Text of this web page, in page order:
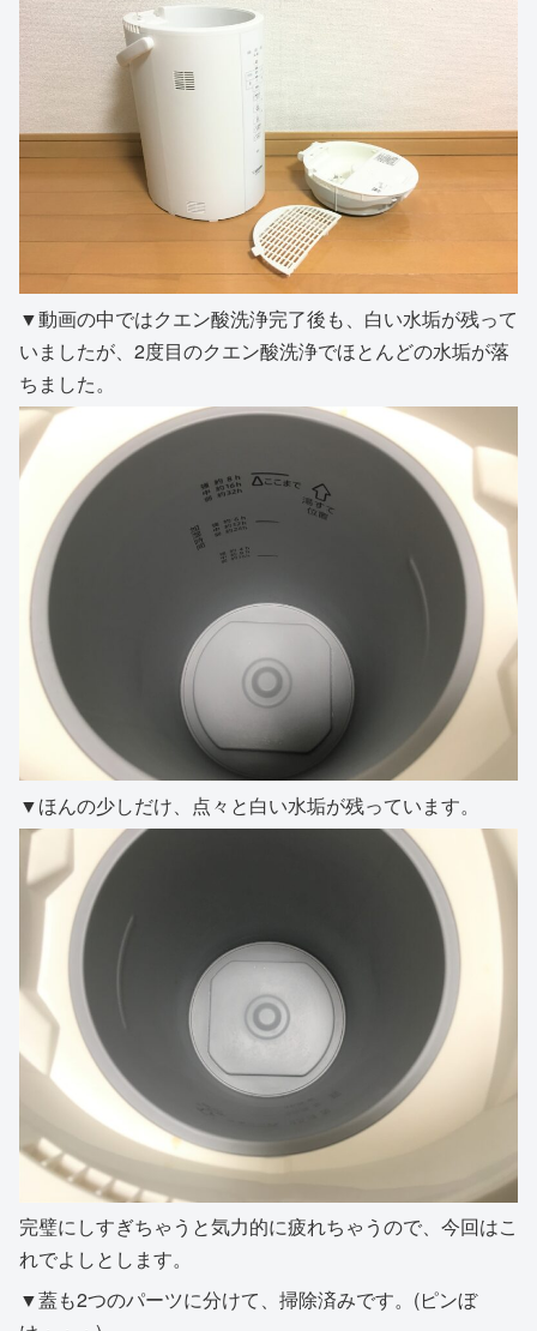
▼動画の中ではクエン酸洗浄完了後も、白い水垢が残って
いましたが、2度目のクエン酸洗浄でほとんどの水垢が落
ちました。
▼ほんの少しだけ、点々と白い水垢が残っています。
完璧にしすぎちゃうと気力的に疲れちゃうので、今回はこ
れでよしとします。
▼蓋も2つのパーツに分けて、掃除済みです。(ピンぼ